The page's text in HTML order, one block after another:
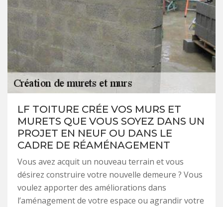
LF TOITURE CRÉE VOS MURS ET
MURETS QUE VOUS SOYEZ DANS UN
PROJET EN NEUF OU DANS LE
CADRE DE RÉAMÉNAGEMENT
Vous avez acquit un nouveau terrain et vous
désirez construire votre nouvelle demeure ? Vous
voulez apporter des améliorations dans
l’aménagement de votre espace ou agrandir votre